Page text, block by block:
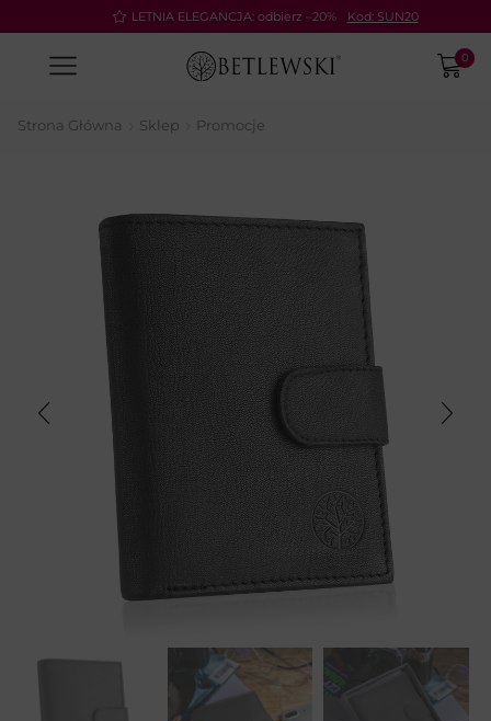
LETNIA ELEGANCJA: odbierz –20% Kod: SUN20
0
Strona Główna Sklep Promocje